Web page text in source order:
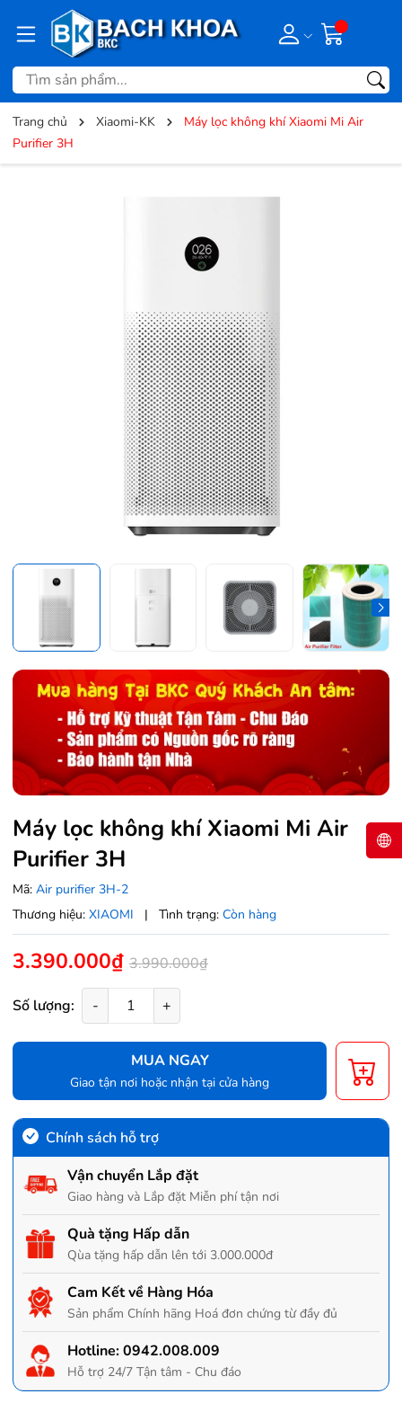
Trang chủ Xiaomi-KK
Máy lọc không khí Xiaomi Mi Air
Purifier 3H
Máy lọc không khí Xiaomi Mi Air
Purifier 3H
Mã: Air purifier 3H-2
Thương hiệu: XIAOMI | Tình trạng: Còn hàng
3.390.000₫ 3.990.000₫
Số lượng: - +
MUA NGAY
Giao tận nơi hoặc nhận tại cửa hàng
Chính sách hỗ trợ
Vận chuyển Lắp đặt
Giao hàng và Lắp đặt Miễn phí tận nơi
Quà tặng Hấp dẫn
Qùa tặng hấp dẫn lên tới 3.000.000đ
Cam Kết về Hàng Hóa
Sản phẩm Chính hãng Hoá đơn chứng từ đầy đủ
Hotline:0942.008.009
Hỗ trợ 24/7 Tận tâm - Chu đáo